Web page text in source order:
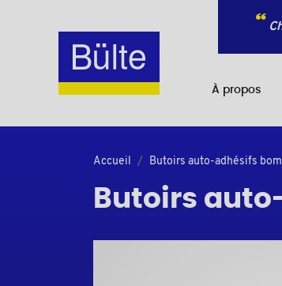
À propos
Accueil Butoirs auto-adhésifs
Butoirs